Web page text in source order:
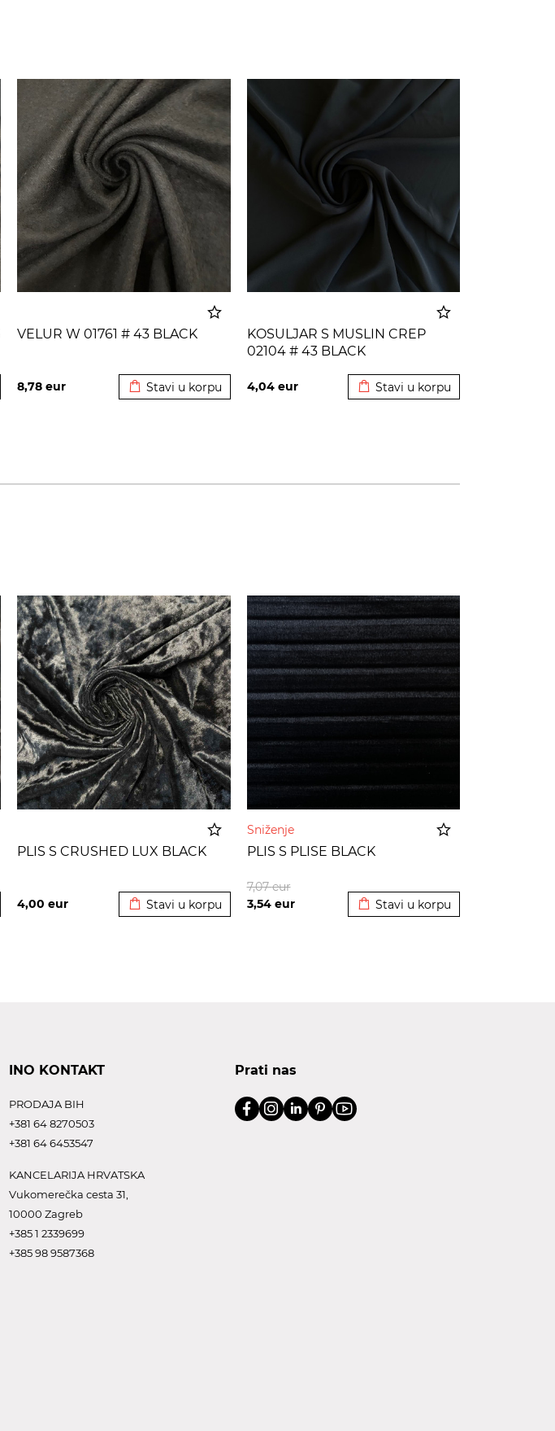
VELUR W 01761 # 43 BLACK
8,78 eur Stavi u korpu
KOSULJAR S MUSLIN CREP
02104 # 43 BLACK
4,04 eur Stavi u korpu
PLIS S CRUSHED LUX BLACK
4,00 eur Stavi u korpu
Sniženje
PLIS S PLISE BLACK
3,54 eur
7,07eur
Stavi u korpu
INO KONTAKT
PRODAJA BIH
+381 64 8270503
+381 64 6453547
KANCELARIJA HRVATSKA
Vukomerečka cesta 31,
10000 Zagreb
+385 1 2339699
+385 98 9587368
Prati nas